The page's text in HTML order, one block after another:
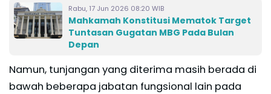
Rabu, 17 Jun 2026 08:20 WIB
Mahkamah Konstitusi Mematok Target
Tuntasan Gugatan MBG Pada Bulan
Depan
Namun, tunjangan yang diterima masih berada di
bawah beberapa jabatan fungsional lain pada